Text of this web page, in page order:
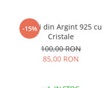
-15%
Cercei din Argint 925 cu
Cristale
100,00 RON
85,00 RON